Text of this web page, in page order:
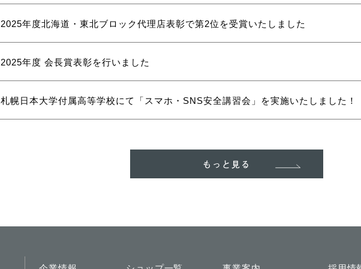
2025年度北海道・東北ブロック代理店表彰で第2位を受賞いたしました
2025年度 会長賞表彰を行いました
札幌日本大学付属高等学校にて「スマホ・SNS安全講習会」を実施いたしました！
もっと見る